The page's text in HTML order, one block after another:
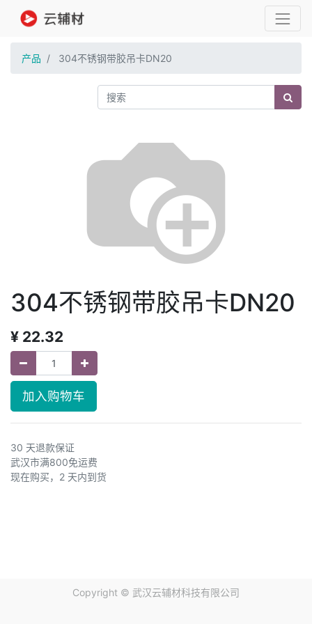
产品 304不锈钢带胶吊卡DN20
304不锈钢带胶吊卡DN20
¥ 22.32
加入购物车
30 天退款保证
武汉市满800免运费
现在购买，2 天内到货
Copyright © 武汉云辅材科技有限公司